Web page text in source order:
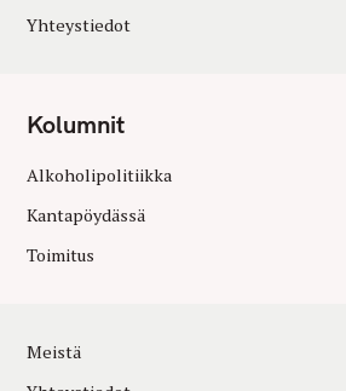
Yhteystiedot
Kolumnit
Alkoholipolitiikka
Kantapöydässä
Toimitus
Meistä